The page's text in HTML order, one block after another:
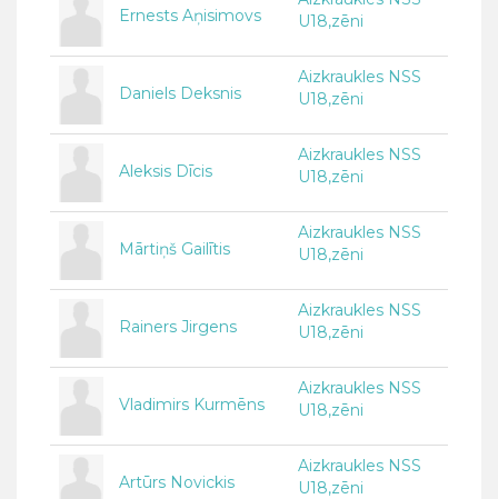
Ernests Aņisimovs
U18,zēni
Daniels Deksnis
Aizkraukles NSS
U18,zēni
Aleksis Dīcis
Aizkraukles NSS
U18,zēni
Mārtiņš Gailītis
Aizkraukles NSS
U18,zēni
Rainers Jirgens
Aizkraukles NSS
U18,zēni
Vladimirs Kurmēns
Aizkraukles NSS
U18,zēni
Artūrs Novickis
Aizkraukles NSS
U18,zēni